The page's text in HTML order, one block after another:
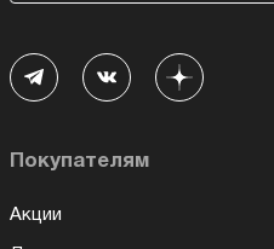
Покупателям
Акции